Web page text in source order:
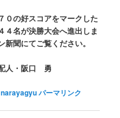
０の好スコアをマークした
４名が決勝大会へ進出しま
聞にてご覧ください。
人・阪口 勇
narayagyuパーマリンク